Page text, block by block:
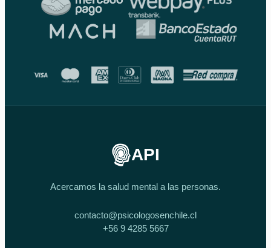
API
Acercamos la salud mental a las personas.
contacto@psicologosenchile.cl
+56 9 4285 5667